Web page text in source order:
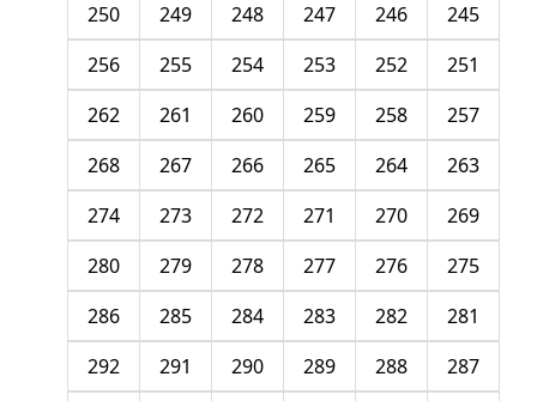
245
246
247
248
249
250
251
252
253
254
255
256
257
258
259
260
261
262
263
264
265
266
267
268
269
270
271
272
273
274
275
276
277
278
279
280
281
282
283
284
285
286
287
288
289
290
291
292